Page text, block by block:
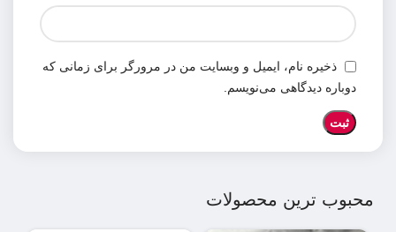
ذخیره نام، ایمیل و وبسایت من در مرورگر برای زمانی که
دوباره دیدگاهی می‌نویسم.
محبوب ترین محصولات